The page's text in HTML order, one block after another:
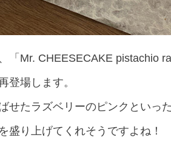
「Mr. CHEESECAKE pistachio
登場します。
せたラズベリーのピンクといっ
盛り上げてくれそうですよね！